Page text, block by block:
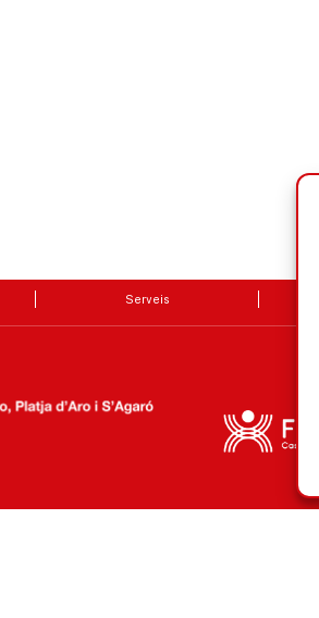
Serveis